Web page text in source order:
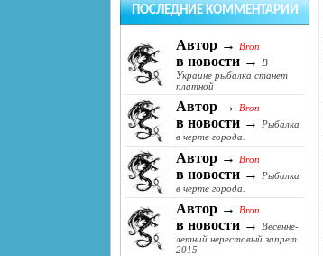
ПОСЛЕДНИЕ КОММЕНТАРИИ
Автор → Bron
в новости →
В
Украине рыбалка станет
платной
Автор → Bron
в новости →
Рыбалка
в черте города.
Автор → Bron
в новости →
Рыбалка
в черте города.
Автор → Bron
в новости →
Весенне-
летний нерестовый запрет
2015